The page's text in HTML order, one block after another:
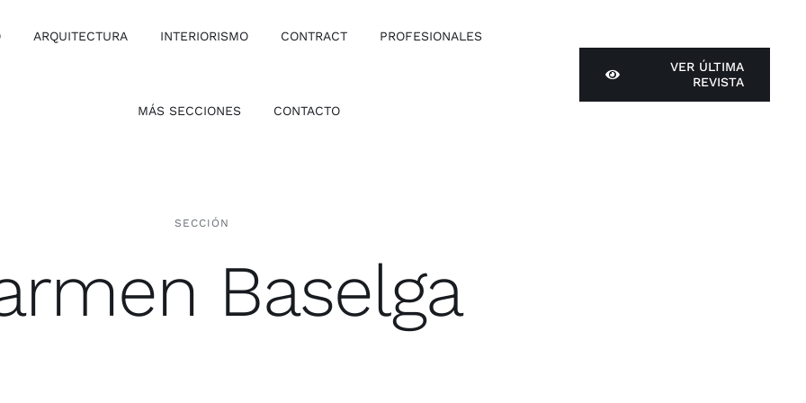
ARQUITECTURA INTERIORISMO CONTRACT PROFESIONALES
MÁS SECCIONES CONTACTO
VER ÚLTI­MA
REVIS­TA
SECCIÓN
Baselga